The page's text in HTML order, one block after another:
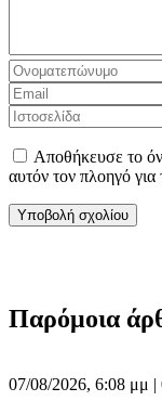
Αποθήκευσε το
αυτόν τον πλοηγό
Παρόμοια
07/08/2026, 6:08 μμ |